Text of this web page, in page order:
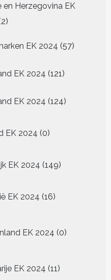
en Herzegovina EK
22
EK 2024 5757
EK 2024 121121
EK 2024 124124
EK 2024 0
producten
EK 2024 149149
EK 2024 16
producten
EK 2024 0
producten
EK 2024 11
producten